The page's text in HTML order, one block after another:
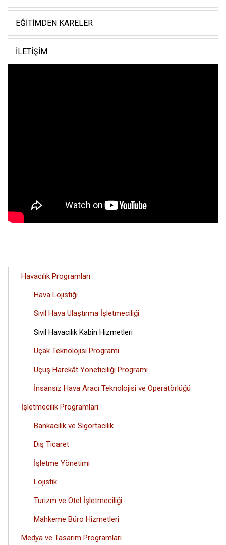
EĞITIMDEN KARELER
İLETIŞIM
ANA
MENÜSÜ
Havacılık Programları
Hava Lojistiği
Sivil Hava Ulaştırma İşletmeciliği
Sivil Havacılık Kabin Hizmetleri
Uçak Teknolojisi Programı
Uçuş Harekât Yöneticiliği Programı
İnsansız Hava Aracı Teknolojisi ve Operatörlüğü
İşletmecilik Programları
Bankacılık ve Sigortacılık
Dış Ticaret
İşletme Yönetimi
Lojistik
Turizm ve Otel İşletmeciliği
Mahkeme Büro Hizmetleri
Medya ve Tasarım Programları